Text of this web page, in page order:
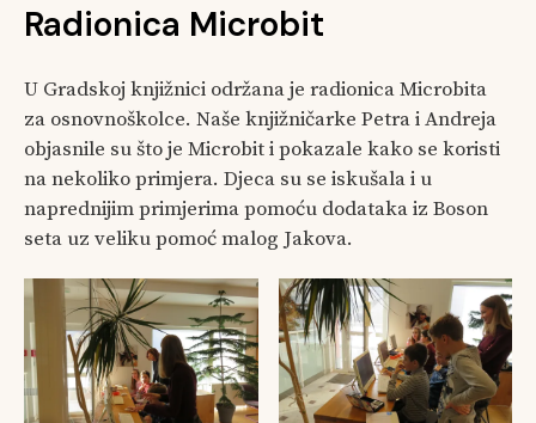
Radionica Microbit
U Gradskoj knjižnici održana je radionica Microbita
za osnovnoškolce. Naše knjižničarke Petra i Andreja
objasnile su što je Microbit i pokazale kako se koristi
na nekoliko primjera. Djeca su se iskušala i u
naprednijim primjerima pomoću dodataka iz Boson
seta uz veliku pomoć malog Jakova.